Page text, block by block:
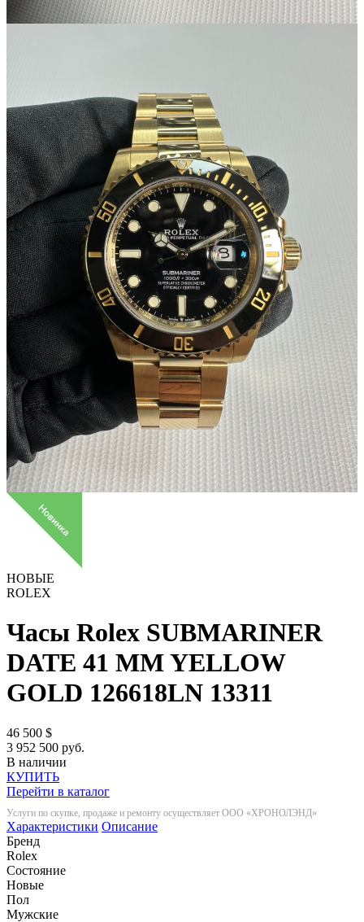
НОВЫЕ
ROLEX
Часы Rolex SUBMARINER
DATE 41 MM YELLOW
GOLD 126618LN 13311
46 500 $
3 952 500 руб.
В наличии
КУПИТЬ
Перейти в каталог
Услуги по скупке, продаже и ремонту осуществляет ООО «ХРОНОЛЭНД»
Характеристики Описание
Бренд
Rolex
Состояние
Новые
Пол
Мужские